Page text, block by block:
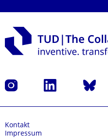
Instagram LinkedIn Bluesky
Kontakt
Impressum